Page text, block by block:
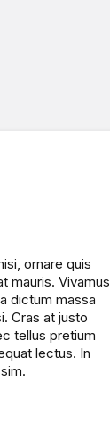
ornare quis
mauris. Vivamus
dictum massa
Cras at justo
tellus pretium
lectus. In